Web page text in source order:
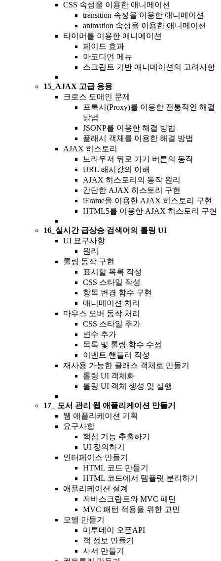
CSS 속성을 이용한 애니메이션
transition 속성을 이용한 애니메이션
animation 속성을 이용한 애니메이션
타이머를 이용한 애니메이션
페이드 효과
아코디언 메뉴
스크립트 기반 애니메이션의 고려사항
15_AJAX 고급 응용
크로스 도메인 문제
프록시(Proxy)를 이용한 전통적인 해결
방법
JSONP를 이용한 해결 방법
플래시 객체를 이용한 해결 방법
AJAX 히스토리
브라우저 뒤로 가기 버튼의 동작
URL 해시값의 이해
AJAX 히스토리의 동작 원리
간단한 AJAX 히스토리 구현
iFrame을 이용한 AJAX 히스토리 구현
HTML5를 이용한 AJAX 히스토리 구현
16_실시간 급상승 검색어의 롤링 UI
UI 요구사항
원리
롤링 동작 구현
표시할 목록 작성
CSS 스타일 작성
항목 변경 함수 구현
애니메이션 처리
마우스 오버 동작 처리
CSS 스타일 추가
변수 추가
목록 및 롤링 함수 수정
이벤트 핸들러 작성
재사용 가능한 클래스 객체로 만들기
롤링 UI 객체화
롤링 UI 객체 생성 및 실행
17_ 도서 관리 웹 애플리케이션 만들기
웹 애플리케이션 기획
요구사항
핵심 기능 추출하기
UI 정의하기
인터페이스 만들기
HTML 코드 만들기
HTML 코드에서 템플릿 분리하기
애플리케이션 설계
자바스크립트와 MVC 패턴
MVC 패턴 적용을 위한 고민
모델 만들기
미투데이 오픈API
책 정보 만들기
사서 만들기